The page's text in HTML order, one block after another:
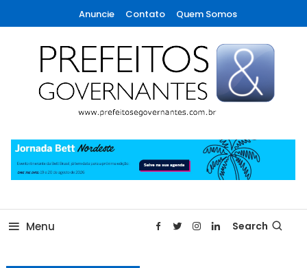
To
Content
Anuncie Contato Quem Somos
Prefeitos & Governantes
Menu Search